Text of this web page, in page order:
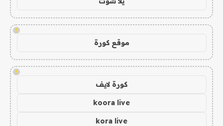
!
موقع كورة
!
كورة لايف
koora live
kora live